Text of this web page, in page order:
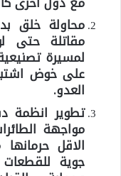
محاولة خلق
مقاتلة حتى
لمسيرة
على خوض
العدو.
تطوير انظمة
مواجهة
الاقل
جوية